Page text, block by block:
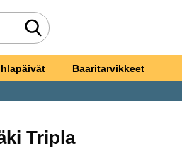
Tee haku
Baaritarvikkeet
Tripla